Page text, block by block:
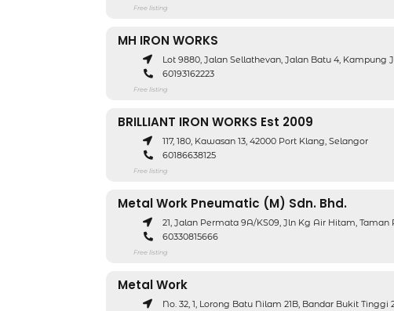
Free listing
MH IRON WORKS
Lot 9880, Jalan Sellathevan, Jalan Batu 4, Kampung
60193162223
Free listing
BRILLIANT IRON WORKS Est 2009
117, 180, Kawasan 13, 42000 Port Klang, Selangor
60186638125
Free listing
Metal Work Pneumatic (M) Sdn. Bhd.
21, Jalan Permata 9A/KS09, Jln Kg Air Hitam,
60330815666
Free listing
Metal Work
No. 32, 1, Lorong Batu Nilam 21B, Bandar Bukit Tinggi